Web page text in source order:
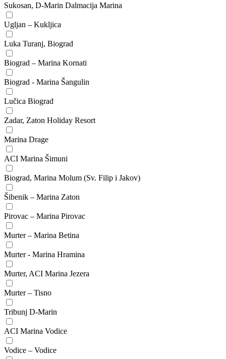
Sukosan, D-Marin Dalmacija Marina
Ugljan – Kukljica
Luka Turanj, Biograd
Biograd – Marina Kornati
Biograd - Marina Šangulin
Lučica Biograd
Zadar, Zaton Holiday Resort
Marina Drage
ACI Marina Šimuni
Biograd, Marina Molum (Sv. Filip i Jakov)
Šibenik – Marina Zaton
Pirovac – Marina Pirovac
Murter – Marina Betina
Murter - Marina Hramina
Murter, ACI Marina Jezera
Murter – Tisno
Tribunj D-Marin
ACI Marina Vodice
Vodice – Vodice